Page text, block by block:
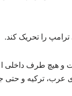
ترامپ را تحریک کند.
و هیچ طرف داخلی
عرب، ترکیه و حتی